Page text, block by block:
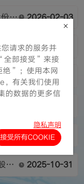
发
2026-02-03
份
2025-12-31
2025-12-19
2025-11-20
份
2025-10-31
请求的服务并
全部接受”来接
绝”；使用本网
，有关我们使用
的数据的更多信
隐私声明
接受所有COOKIE